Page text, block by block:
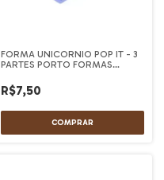
FORMA UNICORNIO POP IT - 3
PARTES PORTO FORMAS
R$7,50